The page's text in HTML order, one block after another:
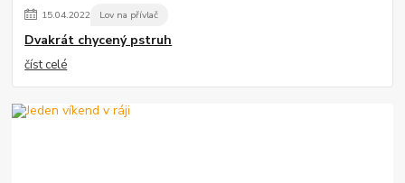
15.04.2022 Lov na přívlač
Dvakrát chycený pstruh
číst celé